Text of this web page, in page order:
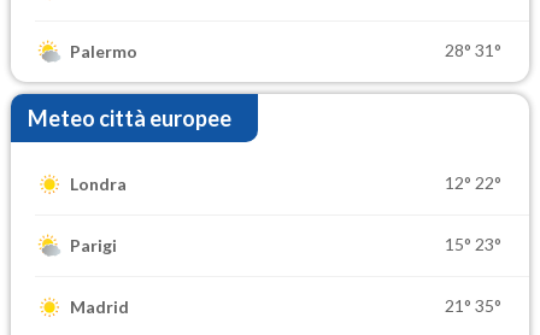
Palermo 28° 31°
Meteo città europee
Londra 12° 22°
Parigi 15° 23°
Madrid 21° 35°